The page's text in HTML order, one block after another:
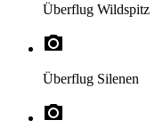
Überflug Wildspitz
Überflug Silenen